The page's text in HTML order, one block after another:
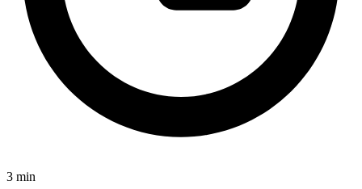
3 min